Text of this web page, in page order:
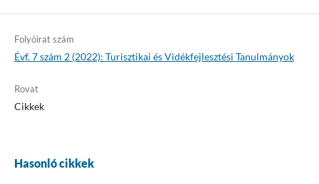
Folyóirat szám
Évf. 7 szám 2 (2022): Turisztikai és Vidékfejlesztési Tanulmányok
Rovat
Cikkek
Hasonló cikkek